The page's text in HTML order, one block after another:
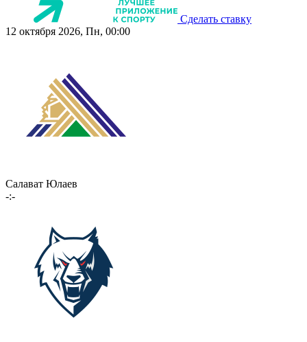
Сделать ставку
12 октября 2026, Пн, 00:00
Салават Юлаев
-:-